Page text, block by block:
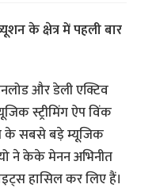
के क्षेत्र में पहली बार
और डेली एक्टिव
स्ट्रीमिंग ऐप विंक
के सबसे बड़े म्यूजिक
ने केके मेनन अभिनीत
हासिल कर लिए हैं।